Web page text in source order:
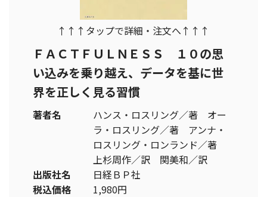
↑↑↑タップで詳細・注文へ↑↑↑
ＦＡＣＴＦＵＬＮＥＳＳ １０の思
い込みを乗り越え、データを基に世
界を正しく見る習慣
著者名
ハンス・ロスリング／著 オー
ラ・ロスリング／著 アンナ・
ロスリング・ロンランド／著
上杉周作／訳 関美和／訳
出版社名
日経ＢＰ社
税込価格
1,980円